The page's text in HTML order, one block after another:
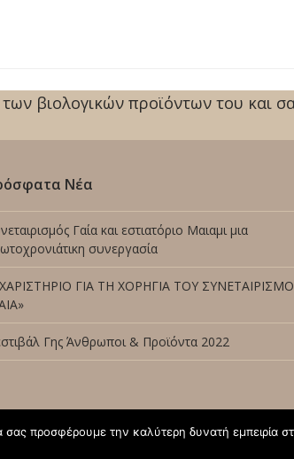
βιολογικών προϊόντων του και
Νέα
Γαία και εστιατόριο Μαιαμι μια
συνεργασία
ΓΙΑ ΤΗ ΧΟΡΗΓΙΑ ΤΟΥ
Γης Άνθρωποι & Προϊόντα 2022
σας προσφέρουμε την καλύτερη δυνατή εμπειρία